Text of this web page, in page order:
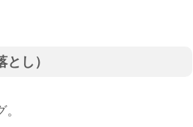
し）